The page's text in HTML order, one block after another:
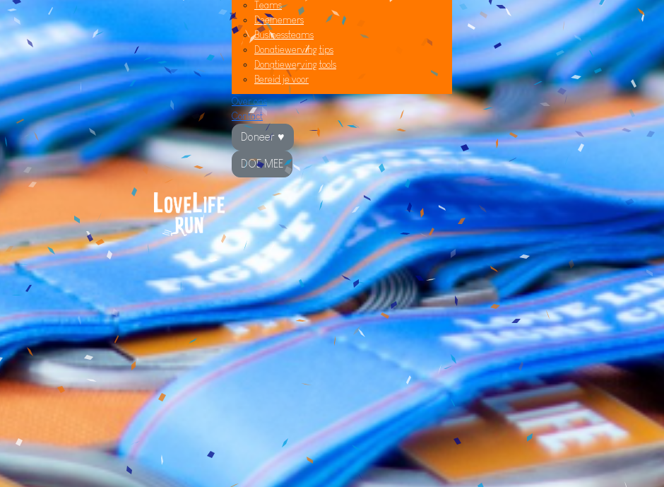
Teams
Deelnemers
Businessteams
Donatiewerving tips
Donatiewerving tools
Bereid je voor
Over ons
Contact
Doneer ♥
DOE MEE